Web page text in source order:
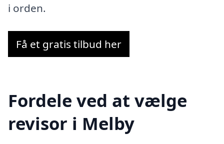
i orden.
Få et gratis tilbud her
Fordele ved at vælge
revisor i Melby